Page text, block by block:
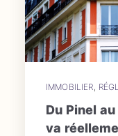
IMMOBILIER
Du Pinel
va